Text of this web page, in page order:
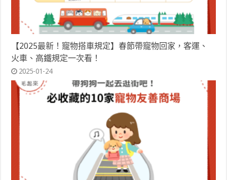
【2025最新！寵物搭車規定】春節帶寵物回家，客運、
火車、高鐵規定一次看！
2025-01-24